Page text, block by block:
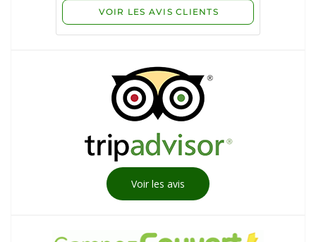
Voir les avis